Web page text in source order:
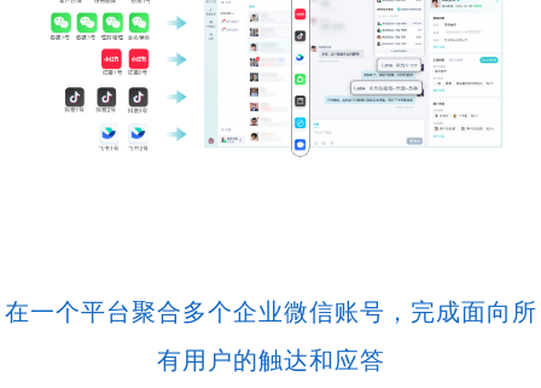
在一个平台聚合多个企业微信账号，完成面向所
有用户的触达和应答